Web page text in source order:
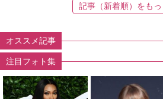
記事（新着順）をもっ
オススメ記事
注目フォト集